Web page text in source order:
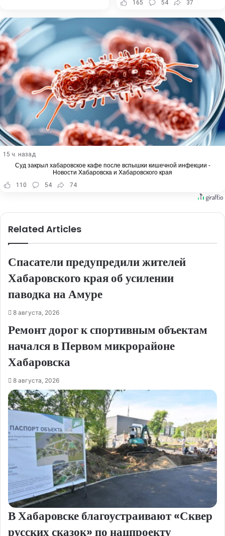
165
54 37
15 ч. назад
Суд закрыл хабаровское кафе после вспышки кишечной инфекции -
Новости Хабаровска и Хабаровского края
110
54 74
Related Articles
Спасатели предупредили жителей
Хабаровского края об усилении
паводка на Амуре
8 августа, 2026
Ремонт дорог к спортивным объектам
начался в Первом микрорайоне
Хабаровска
8 августа, 2026
В Хабаровске благоустраивают «Сквер
русских сказок» по нацпроекту